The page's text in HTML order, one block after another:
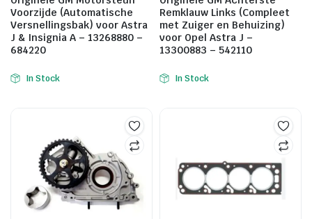
Voorzijde (Automatische
Versnellingsbak) voor Astra
J & Insignia A – 13268880 –
684220
In Stock
Remklauw Links (Compleet
met Zuiger en Behuizing)
voor Opel Astra J –
13300883 – 542110
In Stock